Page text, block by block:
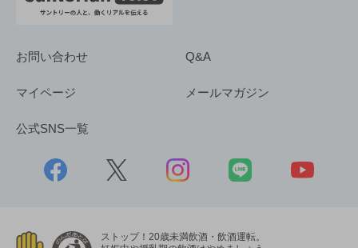
お問い合わせ Q&A
マイページ メールマガジン
公式SNS一覧
ストップ！20歳未満飲酒・飲酒運転。